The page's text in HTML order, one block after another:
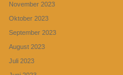
November 2023
Oktober 2023
September 2023
August 2023
Juli 2023